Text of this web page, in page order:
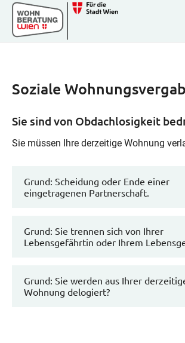
Zum Hauptinhalt springen
Skip to page footer
Soziale
Sie sind von Obdachlosigkeit
Sie müssen Ihre derzeitige Wohnung
Grund: Scheidung oder Ende einer
eingetragenen Partnerschaft.
Grund: Sie trennen sich von Ihrer
Lebensgefährtin oder Ihrem
Grund: Sie werden aus Ihrer
Wohnung delogiert?